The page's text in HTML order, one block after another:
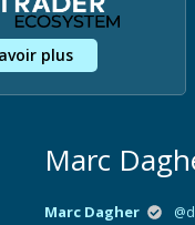
plus
Marc
Marc Dagher